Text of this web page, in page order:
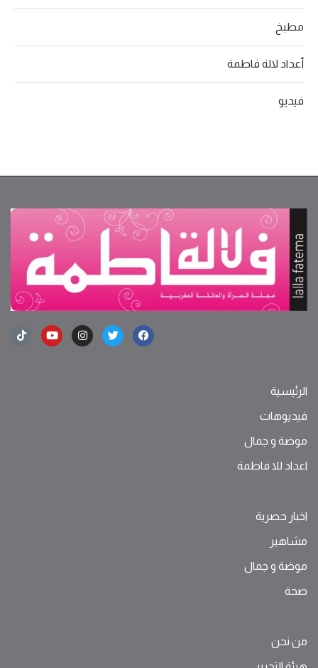
مطبخ
أعداد لالة فاطمة
فيديو
الرئيسية
فيديوهات
موضة ‫و‬ ‫‬‫جمال‬
اعداد للا فاطمة
اخبار حصرية
مشاهير
موضة ‫و‬ ‫‬‫جمال‬
صحة
من نحن